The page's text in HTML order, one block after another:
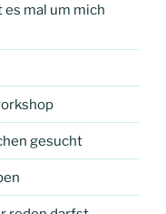
es mal um mich
gesucht